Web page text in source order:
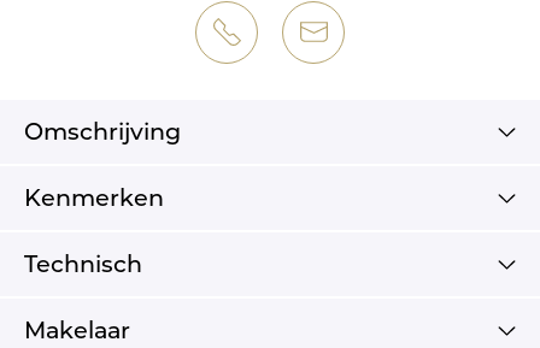
Omschrijving
Kenmerken
Technisch
Makelaar